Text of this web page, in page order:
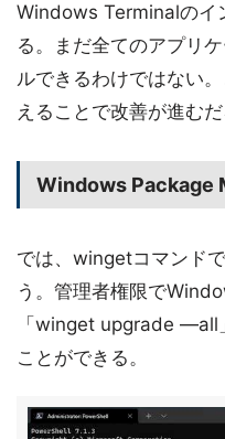
Windows Terminalのイ
る。まだ全てのアプリ
ルできるわけではない
えることで改善が進むだ
Windows Package
では、wingetコマンド
う。管理者権限で
「winget upgrade —all
ことができる。